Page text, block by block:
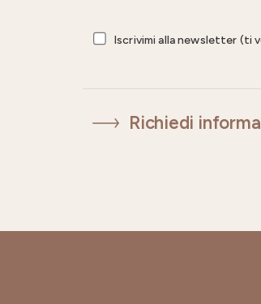
Iscrivimi alla newsletter (ti
Richiedi